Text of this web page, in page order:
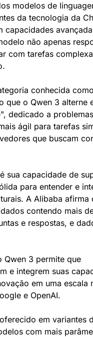
modelos de
da tecnologia da
não apenas
com tarefas
que o Qwen 3 alterne
dedicado a problemas
ágil para tarefas
que buscam
para entender e
A Alibaba afirma
contendo mais
e respostas, e
Qwen 3 permite que
e integrem suas
em uma escala
e OpenAI.
em variantes
com mais